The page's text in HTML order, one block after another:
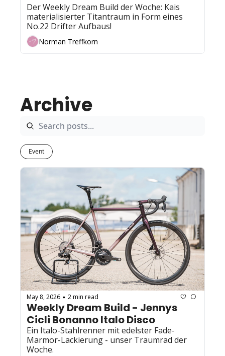
Der Weekly Dream Build der Woche: Kais
materialisierter Titantraum in Form eines
No.22 Drifter Aufbaus!
Norman Treffkorn
Archive
Event
May 8, 2026 • 2 min read
Weekly Dream Build - Jennys
Cicli Bonanno Italo Disco
Ein Italo-Stahlrenner mit edelster Fade-
Marmor-Lackierung - unser Traumrad der
Woche.